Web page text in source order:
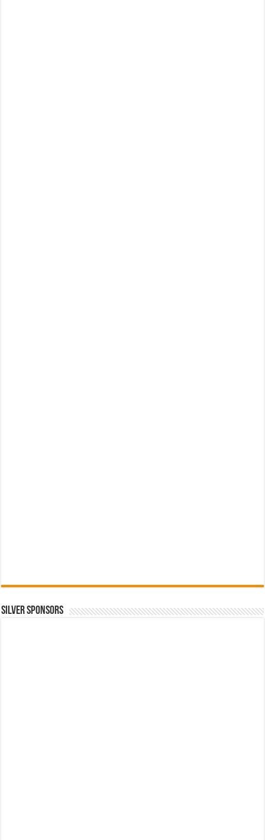
SILVER SPONSORS